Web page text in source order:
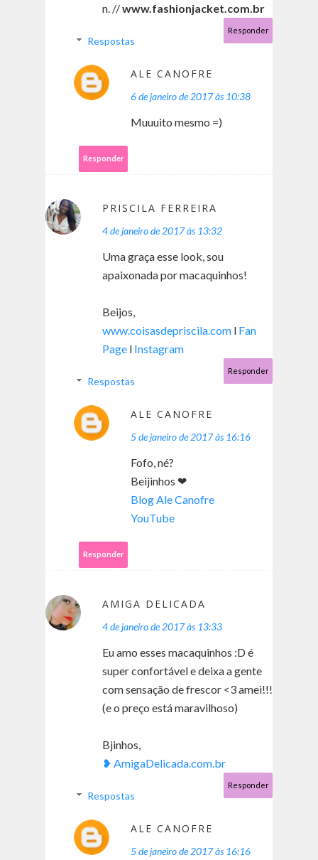
n. //www.fashionjacket.com.br
Responder
Respostas
ALE CANOFRE
6 de janeiro de 2017 às 10:38
Muuuito mesmo =)
Responder
PRISCILA FERREIRA
4 de janeiro de 2017 às 13:32
Uma graça esse look, sou
apaixonada por macaquinhos!
Beijos,
www.coisasdepriscila.com l Fan
Page l Instagram
Responder
Respostas
ALE CANOFRE
5 de janeiro de 2017 às 16:16
Fofo, né?
Beijinhos ❤
Blog Ale Canofre
YouTube
Responder
AMIGA DELICADA
4 de janeiro de 2017 às 13:33
Eu amo esses macaquinhos :D é
super confortável e deixa a gente
com sensação de frescor <3 amei!!!
(e o preço está maravilhoso)
Bjinhos,
❥ AmigaDelicada.com.br
Responder
Respostas
ALE CANOFRE
5 de janeiro de 2017 às 16:16